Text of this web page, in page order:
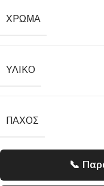
ΧΡΏΜΑ
ΥΛΙΚΌ
ΠΆΧΟΣ
📞